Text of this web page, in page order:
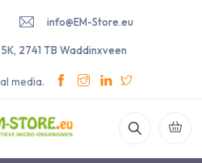
info@EM-Store.eu
2741 TB Waddinxveen
media.